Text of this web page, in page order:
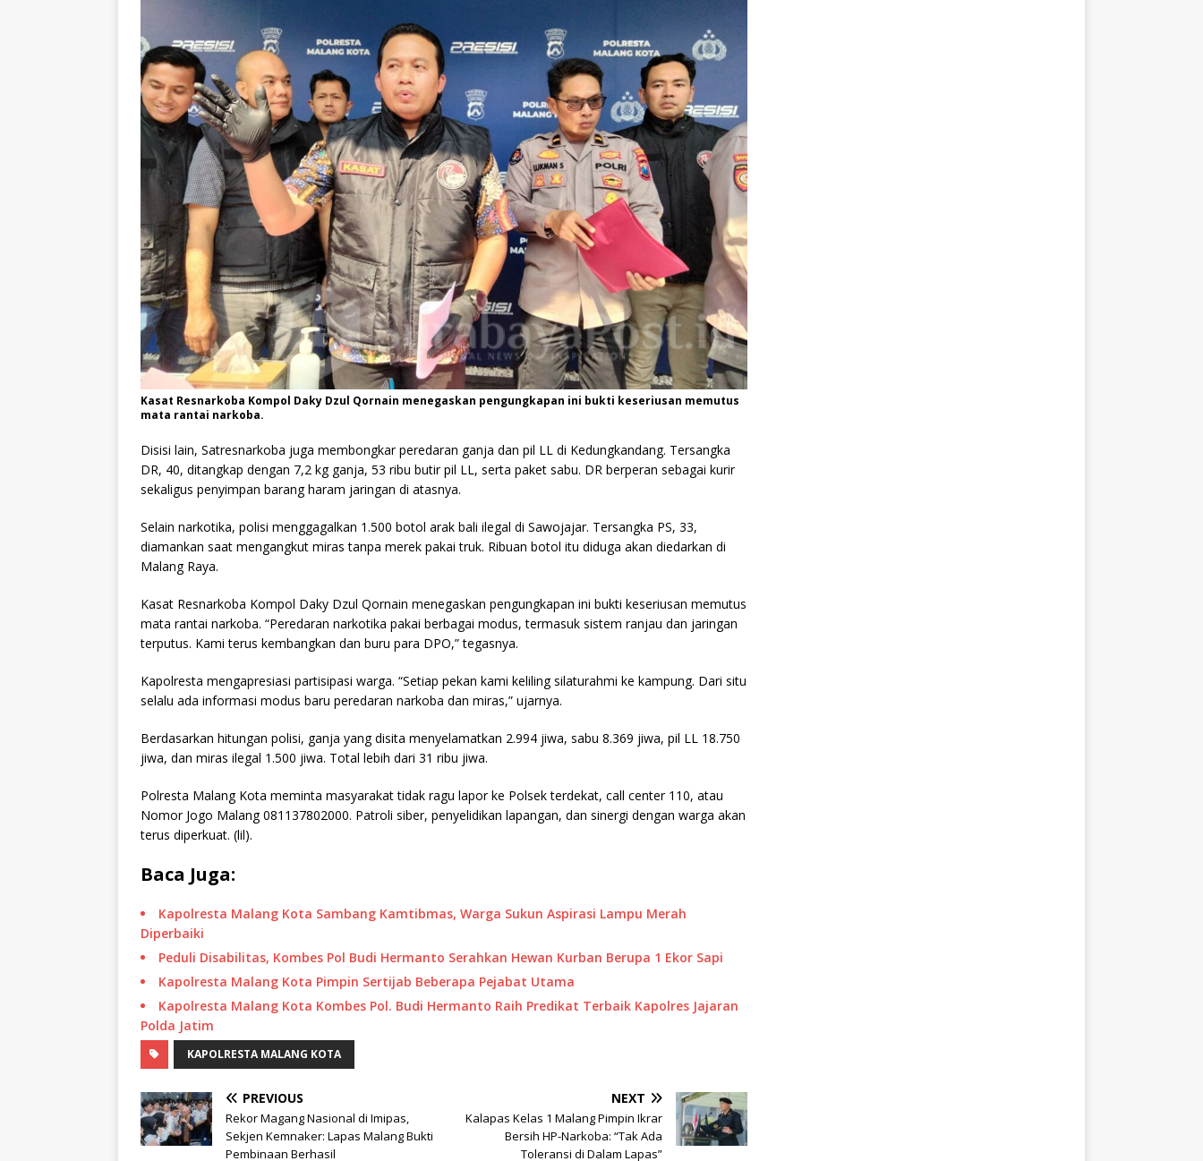
Kasat Resnarkoba Kompol Daky Dzul Qornain menegaskan pengungkapan ini bukti keseriusan memutus
mata rantai narkoba.
Disisi lain, Satresnarkoba juga membongkar peredaran ganja dan pil LL di Kedungkandang. Tersangka
DR, 40, ditangkap dengan 7,2 kg ganja, 53 ribu butir pil LL, serta paket sabu. DR berperan sebagai kurir
sekaligus penyimpan barang haram jaringan di atasnya.
Selain narkotika, polisi menggagalkan 1.500 botol arak bali ilegal di Sawojajar. Tersangka PS, 33,
diamankan saat mengangkut miras tanpa merek pakai truk. Ribuan botol itu diduga akan diedarkan di
Malang Raya.
Kasat Resnarkoba Kompol Daky Dzul Qornain menegaskan pengungkapan ini bukti keseriusan memutus
mata rantai narkoba. “Peredaran narkotika pakai berbagai modus, termasuk sistem ranjau dan jaringan
terputus. Kami terus kembangkan dan buru para DPO,” tegasnya.
Kapolresta mengapresiasi partisipasi warga. “Setiap pekan kami keliling silaturahmi ke kampung. Dari situ
selalu ada informasi modus baru peredaran narkoba dan miras,” ujarnya.
Berdasarkan hitungan polisi, ganja yang disita menyelamatkan 2.994 jiwa, sabu 8.369 jiwa, pil LL 18.750
jiwa, dan miras ilegal 1.500 jiwa. Total lebih dari 31 ribu jiwa.
Polresta Malang Kota meminta masyarakat tidak ragu lapor ke Polsek terdekat, call center 110, atau
Nomor Jogo Malang 081137802000. Patroli siber, penyelidikan lapangan, dan sinergi dengan warga akan
terus diperkuat. (lil).
Baca Juga:
Kapolresta Malang Kota Sambang Kamtibmas, Warga Sukun Aspirasi Lampu Merah
Diperbaiki
Peduli Disabilitas, Kombes Pol Budi Hermanto Serahkan Hewan Kurban Berupa 1 Ekor Sapi
Kapolresta Malang Kota Pimpin Sertijab Beberapa Pejabat Utama
Kapolresta Malang Kota Kombes Pol. Budi Hermanto Raih Predikat Terbaik Kapolres Jajaran
Polda Jatim
KAPOLRESTA MALANG KOTA
PREVIOUS
Rekor Magang Nasional di Imipas,
Sekjen Kemnaker: Lapas Malang Bukti
Pembinaan Berhasil
NEXT
Kalapas Kelas 1 Malang Pimpin Ikrar
Bersih HP-Narkoba: “Tak Ada
Toleransi di Dalam Lapas”